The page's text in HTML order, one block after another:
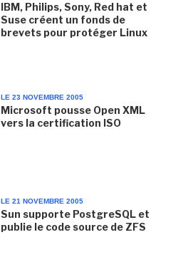
IBM, Philips, Sony, Red hat et
Suse créent un fonds de
brevets pour protéger Linux
LE 23 NOVEMBRE 2005
Microsoft pousse Open XML
vers la certification ISO
LE 21 NOVEMBRE 2005
Sun supporte PostgreSQL et
publie le code source de ZFS